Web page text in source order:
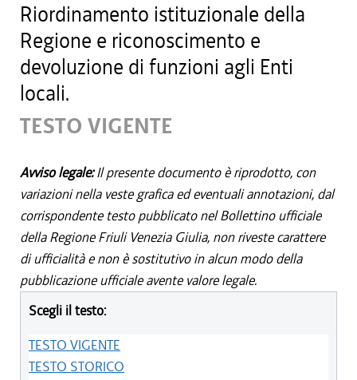
Riordinamento istituzionale della
Regione e riconoscimento e
devoluzione di funzioni agli Enti
locali.
TESTO VIGENTE
Avviso legale:Il presente documento è riprodotto, con
variazioni nella veste grafica ed eventuali annotazioni, dal
corrispondente testo pubblicato nel Bollettino ufficiale
della Regione Friuli Venezia Giulia, non riveste carattere
di ufficialità e non è sostitutivo in alcun modo della
pubblicazione ufficiale avente valore legale.
Scegli il testo:
TESTO VIGENTE
TESTO STORICO